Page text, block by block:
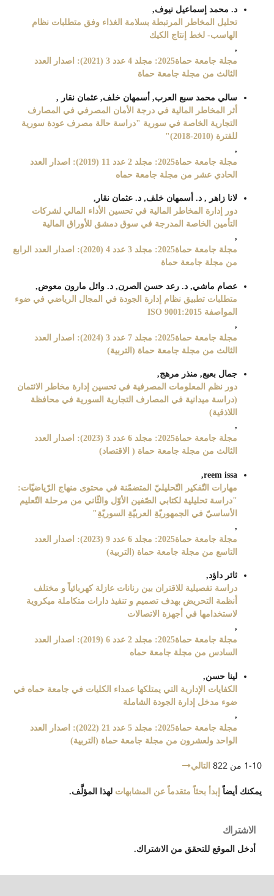
د. محمد إسماعيل نيوف,
تحليل المخاطر المرتبطة بسلامة الغذاء وفق متطلبات نظام
الهاسب- لخط إنتاج الكيك
,
مجلة جامعة حماة2025: مجلد 4 عدد 3 (2021): اصدار العدد
الثالث من مجلة جامعة حماة
سالي محمد سبع العرب, أسمهان خلف, عثمان نقار ,
أثر المخاطر المالية في درجة الأمان المصرفي في المصارف
التجارية الخاصة في سورية "دراسة حالة مصرف عودة سورية
للفترة (2010-2018)"
,
مجلة جامعة حماة2025: مجلد 2 عدد 11 (2019): اصدار العدد
الحادي عشر من مجلة جامعة حماه
لانا زاهر , د. أسمهان خلف, د. عثمان نقار,
دور إدارة المخاطر المالية في تحسين الأداء المالي لشركات
التأمين الخاصة المدرجة في سوق دمشق للأوراق المالية
,
مجلة جامعة حماة2025: مجلد 3 عدد 4 (2020): اصدار العدد الرابع
من مجلة جامعة حماة
عصام ماشي, د. رعد حسن الصرن, د. وائل مارون معوض,
متطلبات تطبيق نظام إدارة الجودة في المجال الرياضي في ضوء
المواصفة ISO 9001:2015
,
مجلة جامعة حماة2025: مجلد 7 عدد 3 (2024): اصدار العدد
الثالث من مجلة جامعة حماة (التربية)
جمال بعبع, منذر مرهج,
دور نظم المعلومات المصرفية في تحسين إدارة مخاطر الائتمان
(دراسة ميدانية في المصارف التجارية السورية في محافظة
اللاذقية)
,
مجلة جامعة حماة2025: مجلد 6 عدد 3 (2023): اصدار العدد
الثالث من مجلة جامعة حماة ( الاقتصاد)
reem issa,
مهارات التّفكير التّحليليّ المتضمّنة في محتوى منهاج الرّياضيّات:
"دراسة تحليلية لكتابي الصّفين الأوّل والثّاني من مرحلة التّعليم
الأساسيّ في الجمهوريّةِ العربيّةِ السوريّةِ"
,
مجلة جامعة حماة2025: مجلد 6 عدد 9 (2023): اصدار العدد
التاسع من مجلة جامعة حماة (التربية)
ثائر داؤد,
دراسة تفصيلية للاقتران بين رنانات عازلة كهربائياً و مختلف
أنظمة التحريض بهدف تصميم و تنفيذ دارات متكاملة ميكروية
لاستخدامها في أجهزة الاتصالات
,
مجلة جامعة حماة2025: مجلد 2 عدد 6 (2019): اصدار العدد
السادس من مجلة جامعة حماه
لينا حسن,
الكفايات الإدارية التي يمتلكها عمداء الكليات في جامعة حماه في
ضوء مدخل إدارة الجودة الشاملة
,
مجلة جامعة حماة2025: مجلد 5 عدد 21 (2022): اصدار العدد
الواحد ولعشرون من مجلة جامعة حماة (التربية)
1-10 من 822 التالي
يمكنك أيضاً إبدأ بحثاً متقدماً عن المشابهات لهذا المؤلَّف.
الاشتراك
أدخل الموقع للتحقق من الاشتراك.